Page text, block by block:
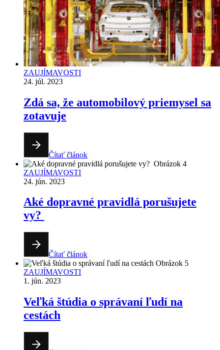
ZAUJÍMAVOSTI
24. júl. 2023
Zdá sa, že automobilový priemysel sa
zotavuje
Čítať článok
ZAUJÍMAVOSTI
24. jún. 2023
Aké dopravné pravidlá porušujete
vy?
Čítať článok
ZAUJÍMAVOSTI
1. jún. 2023
Veľká štúdia o správaní ľudí na
cestách